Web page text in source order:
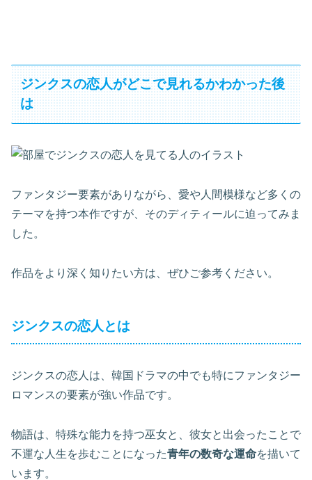
ジンクスの恋人がどこで見れるかわかった後
は
ファンタジー要素がありながら、愛や人間模様など多くの
テーマを持つ本作ですが、そのディティールに迫ってみま
した。
作品をより深く知りたい方は、ぜひご参考ください。
ジンクスの恋人とは
ジンクスの恋人は、韓国ドラマの中でも特にファンタジー
ロマンスの要素が強い作品です。
物語は、特殊な能力を持つ巫女と、彼女と出会ったことで
不運な人生を歩むことになった青年の数奇な運命を描いて
います。